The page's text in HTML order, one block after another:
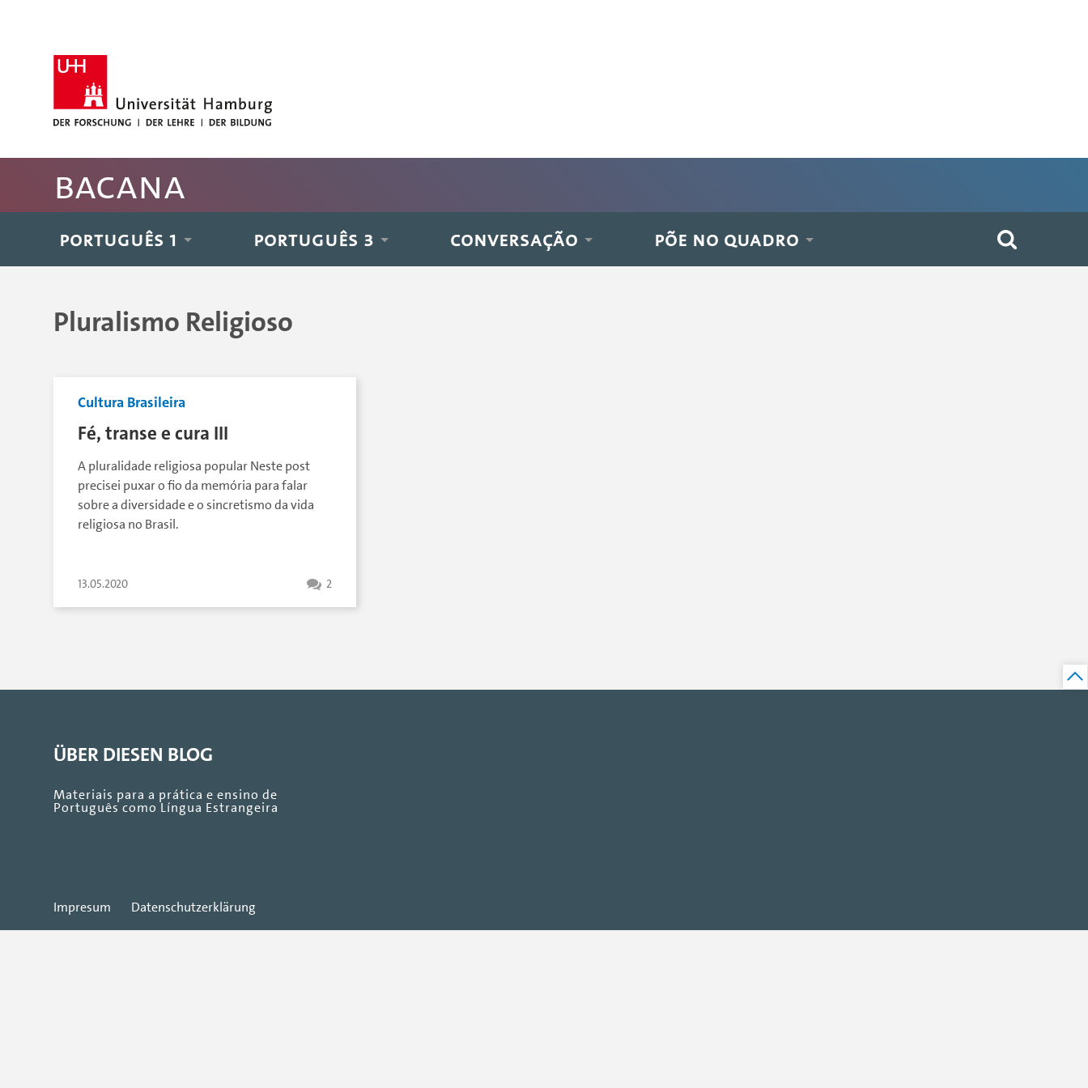
Fussbereich der Seite anspringen
BACANA
PORTUGUÊS 1 PORTUGUÊS 3 CONVERSAÇÃO PÕE NO QUADRO
Pluralismo Religioso
Cultura Brasileira
Fé, transe e cura III
A pluralidade religiosa popular Neste post
precisei puxar o fio da memória para falar
sobre a diversidade e o sincretismo da vida
religiosa no Brasil.
13.05.2020 2
ÜBER DIESEN BLOG
Materiais para a prática e ensino de
Português como Língua Estrangeira
Impresum Datenschutzerklärung